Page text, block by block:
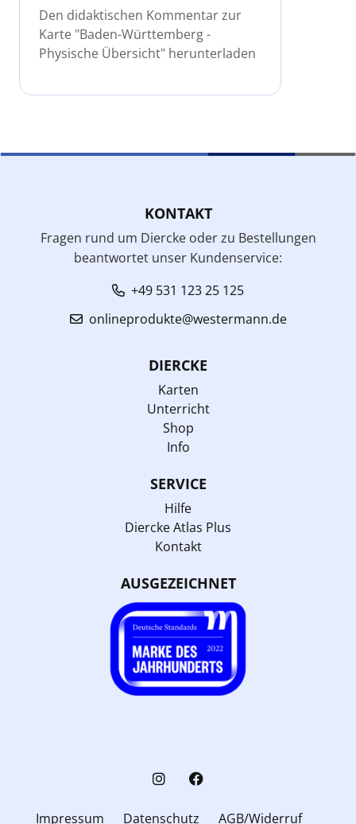
Den didaktischen Kommentar zur
Karte "Baden-Württemberg -
Physische Übersicht" herunterladen
KONTAKT
Fragen rund um Diercke oder zu Bestellungen
beantwortet unser Kundenservice:
+49 531 123 25 125
onlineprodukte@westermann.de
DIERCKE
Karten
Unterricht
Shop
Info
SERVICE
Hilfe
Diercke Atlas Plus
Kontakt
AUSGEZEICHNET
Impressum Datenschutz AGB/Widerruf